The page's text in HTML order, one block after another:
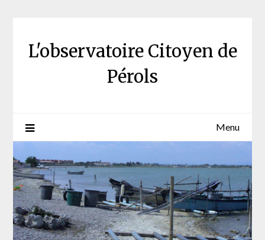
L'observatoire Citoyen de
Pérols
Menu